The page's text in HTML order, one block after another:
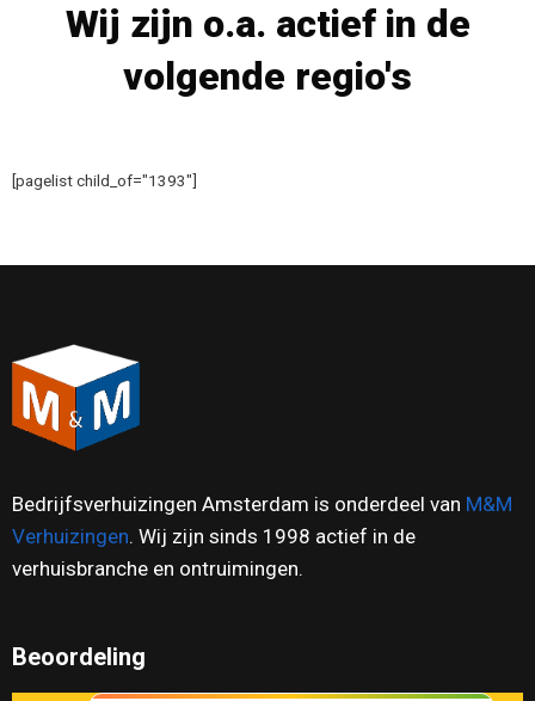
Wij zijn o.a. actief in de
volgende regio's
[pagelist child_of="1393"]
Bedrijfsverhuizingen Amsterdam is onderdeel van M&M
Verhuizingen. Wij zijn sinds 1998 actief in de
verhuisbranche en ontruimingen.
Beoordeling